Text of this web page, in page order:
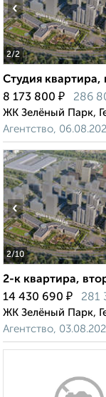
2/2
‹
Студия
8 173 800 ₽ 286
ЖК Зелёный Парк,
Агентство,
2/10
‹
2-к квартира,
14 430 690 ₽ 281
ЖК Зелёный Парк,
Агентство,